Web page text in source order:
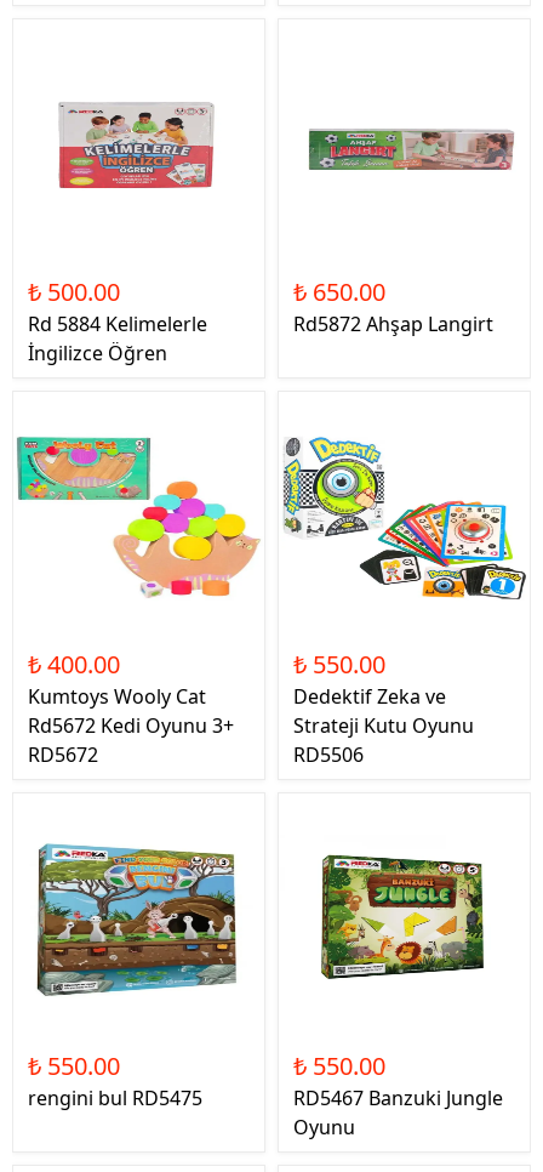
₺ 500.00
Rd 5884 Kelimelerle
İngilizce Öğren
₺ 650.00
Rd5872 Ahşap Langirt
₺ 400.00
Kumtoys Wooly Cat
Rd5672 Kedi Oyunu 3+
RD5672
₺ 550.00
Dedektif Zeka ve
Strateji Kutu Oyunu
RD5506
₺ 550.00
rengini bul RD5475
₺ 550.00
RD5467 Banzuki Jungle
Oyunu